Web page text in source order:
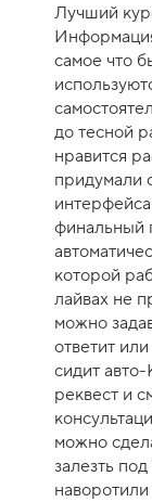
е
н
к
а
к
у
р
с
а
-
1
0
Лучший
самое что
до тесной
нравится
придумали
финальный
которой
лайвах не
можно
ответит
сидит
реквест и
можно
залезть